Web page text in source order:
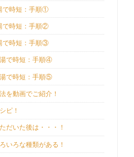
で時短：手順①
で時短：手順②
で時短：手順③
で時短：手順④
で時短：手順⑤
を動画でご紹介！
ピ！
だいた後は・・・！
いろな種類がある！